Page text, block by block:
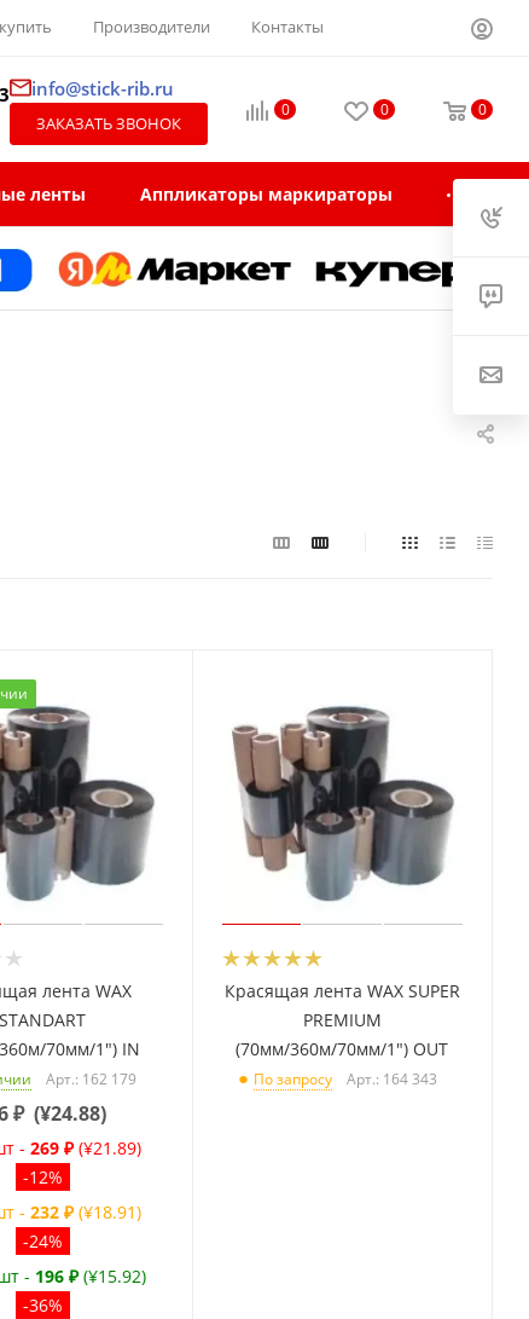
Производители Контакты
info@stick-rib.ru
ЗАКАЗАТЬ ЗВОНОК
0 0 0
ленты Аппликаторы маркираторы
лента WAX
STANDART
70мм/1") IN
Арт.: 162 179
₽ (¥24.88)
- 269 ₽ (¥21.89)
-12%
- 232 ₽ (¥18.91)
-24%
- 196 ₽ (¥15.92)
-36%
Красящая лента WAX SUPER
PREMIUM
(70мм/360м/70мм/1") OUT
По запросу Арт.: 164 343